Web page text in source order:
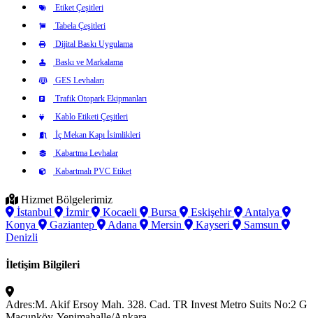
Etiket Çeşitleri
Tabela Çeşitleri
Dijital Baskı Uygulama
Baskı ve Markalama
GES Levhaları
Trafik Otopark Ekipmanları
Kablo Etiketi Çeşitleri
İç Mekan Kapı İsimlikleri
Kabartma Levhalar
Kabartmalı PVC Etiket
Hizmet Bölgelerimiz
İstanbul
İzmir Kocaeli Bursa Eskişehir
Antalya
Konya
Gaziantep Adana Mersin Kayseri
Samsun
Denizli
İletişim Bilgileri
Adres:M. Akif Ersoy Mah. 328. Cad. TR Invest Metro Suits No:2 G